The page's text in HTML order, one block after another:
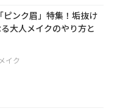
ピンク眉」特集！垢抜け
大人メイクのやり方と
イク